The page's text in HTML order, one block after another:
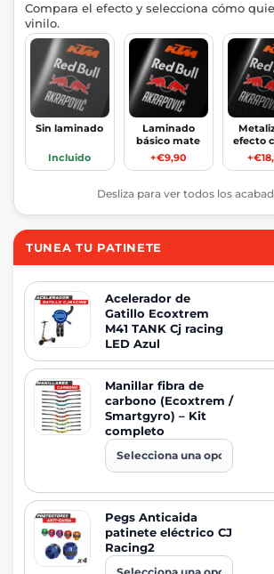
Compara el efecto y selecciona cómo
vinilo.
Sin laminado
Incluido
Laminado
básico mate
+€9,90
efecto
Desliza para ver todos los
TUNEA TU PATINETE
Acelerador de
Gatillo Ecoxtrem
M41 TANK Cj racing
LED Azul
Manillar fibra de
carbono (Ecoxtrem /
Smartgyro) – Kit
completo
Pegs Anticaida
patinete eléctrico CJ
Racing2